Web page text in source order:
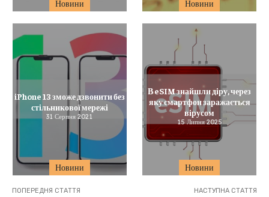
Новини Новини
Новини
iPhone 13 зможе дзвонити без
стільникової мережі
31 Серпня 2021
Новини
В eSIM знайшли діру, через
яку смартфон заражається
вірусом
15 Липня 2025
ПОПЕРЕДНЯ СТАТТЯ НАСТУПНА СТАТТЯ